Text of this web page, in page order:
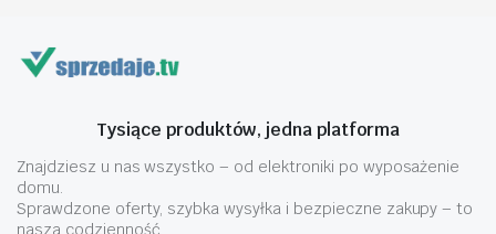
Tysiące produktów, jedna platforma
Znajdziesz u nas wszystko – od elektroniki po wyposażenie
domu.
Sprawdzone oferty, szybka wysyłka i bezpieczne zakupy – to
nasza codzienność.